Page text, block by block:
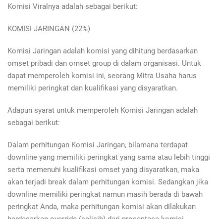
Komisi Viralnya adalah sebagai berikut:
KOMISI JARINGAN (22%)
Komisi Jaringan adalah komisi yang dihitung berdasarkan
omset pribadi dan omset group di dalam organisasi. Untuk
dapat memperoleh komisi ini, seorang Mitra Usaha harus
memiliki peringkat dan kualifikasi yang disyaratkan.
Adapun syarat untuk memperoleh Komisi Jaringan adalah
sebagai berikut:
Dalam perhitungan Komisi Jaringan, bilamana terdapat
downline yang memiliki peringkat yang sama atau lebih tinggi
serta memenuhi kualifikasi omset yang disyaratkan, maka
akan terjadi break dalam perhitungan komisi. Sedangkan jika
downline memiliki peringkat namun masih berada di bawah
peringkat Anda, maka perhitungan komisi akan dilakukan